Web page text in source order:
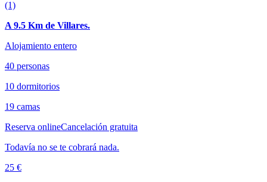
(1)
A 9.5 Km de Villares.
Alojamiento entero
40 personas
10 dormitorios
19 camas
Reserva onlineCancelación gratuita
Todavía no se te cobrará nada.
25 €